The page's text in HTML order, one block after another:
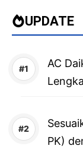
UPDATE
AC
PK)